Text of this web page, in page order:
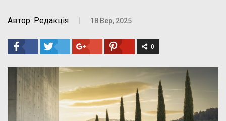
Автор: Редакція | 18 Вер, 2025
0